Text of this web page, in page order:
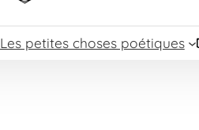
Les petites choses poétiques